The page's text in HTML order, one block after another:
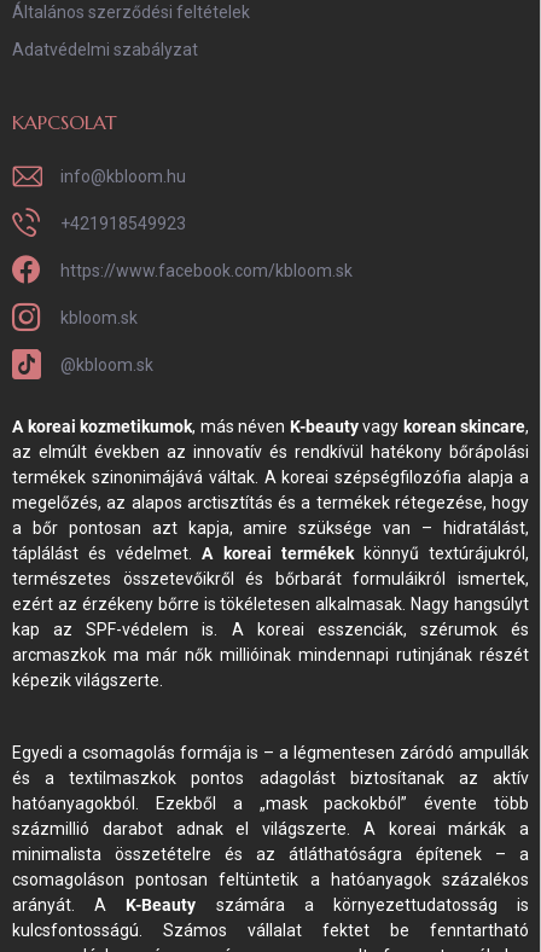
Általános szerződési feltételek
Adatvédelmi szabályzat
KAPCSOLAT
info@kbloom.hu
+421918549923
https://www.facebook.com/kbloom.sk
kbloom.sk
@kbloom.sk
A koreai kozmetikumok, más néven K-beautyvagy korean skincare,
az elmúlt években az innovatív és rendkívül hatékony bőrápolási
termékek szinonimájává váltak. A koreai szépségfilozófia alapja a
megelőzés, az alapos arctisztítás és a termékek rétegezése, hogy
a bőr pontosan azt kapja, amire szüksége van – hidratálást,
táplálást és védelmet.A koreai termékekkönnyű textúrájukról,
természetes összetevőikről és bőrbarát formuláikról ismertek,
ezért az érzékeny bőrre is tökéletesen alkalmasak. Nagy hangsúlyt
kap az SPF-védelem is. A koreai esszenciák, szérumok és
arcmaszkok ma már nők millióinak mindennapi rutinjának részét
képezik világszerte.
Egyedi a csomagolás formája is – a légmentesen záródó ampullák
és a textilmaszkok pontos adagolást biztosítanak az aktív
hatóanyagokból. Ezekből a „mask packokból” évente több
százmillió darabot adnak el világszerte. A koreai márkák a
minimalista összetételre és az átláthatóságra építenek – a
csomagoláson pontosan feltüntetik a hatóanyagok százalékos
arányát. A K-Beauty számára a környezettudatosság is
kulcsfontosságú. Számos vállalat fektet be fenntartható